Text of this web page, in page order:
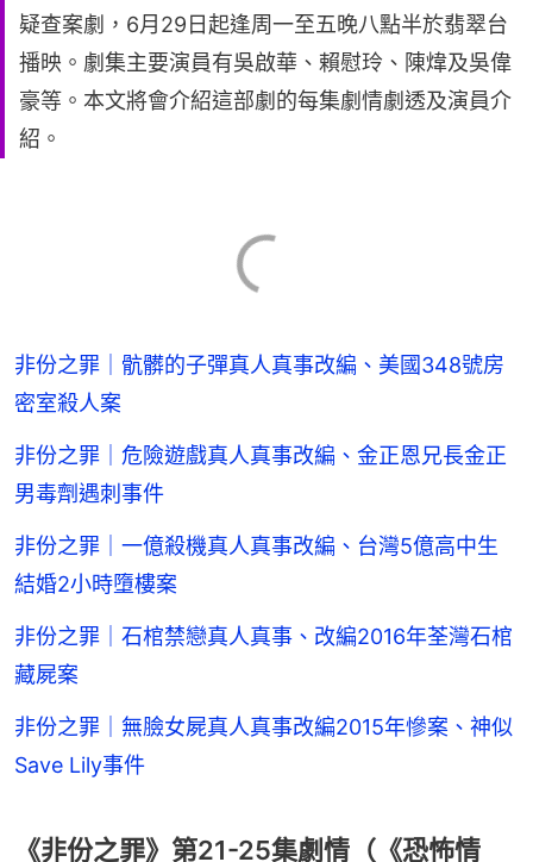
疑查案劇，6月29日起逢周一至五晚八點半於翡翠台
播映。劇集主要演員有吳啟華、賴慰玲、陳煒及吳偉
豪等。本文將會介紹這部劇的每集劇情劇透及演員介
紹。
非份之罪｜骯髒的子彈真人真事改編、美國348號房
密室殺人案
非份之罪｜危險遊戲真人真事改編、金正恩兄長金正
男毒劑遇刺事件
非份之罪｜一億殺機真人真事改編、台灣5億高中生
結婚2小時墮樓案
非份之罪｜石棺禁戀真人真事、改編2016年荃灣石棺
藏屍案
非份之罪｜無臉女屍真人真事改編2015年慘案、神似
Save Lily事件
《非份之罪》第21-25集劇情（《恐怖情